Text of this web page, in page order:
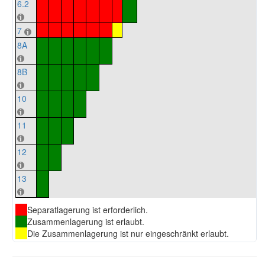
6.2
7
8A
8B
10
11
12
13
Separatlagerung ist erforderlich.
Zusammenlagerung ist erlaubt.
Die Zusammenlagerung ist nur eingeschränkt erlaubt.